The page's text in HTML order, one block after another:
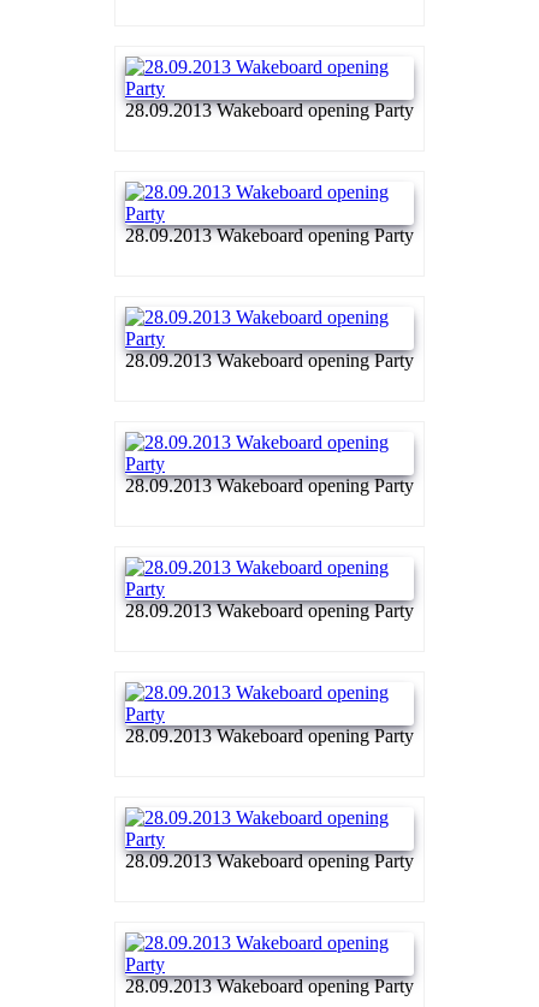
28.09.2013 Wakeboard opening Party
28.09.2013 Wakeboard opening Party
28.09.2013 Wakeboard opening Party
28.09.2013 Wakeboard opening Party
28.09.2013 Wakeboard opening Party
28.09.2013 Wakeboard opening Party
28.09.2013 Wakeboard opening Party
28.09.2013 Wakeboard opening Party